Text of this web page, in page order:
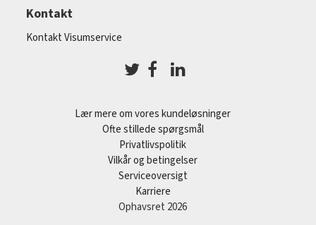
Kontakt
Kontakt Visumservice
Lær mere om vores kundeløsninger
Ofte stillede spørgsmål
Privatlivspolitik
Vilkår og betingelser
Serviceoversigt
Karriere
Ophavsret 2026